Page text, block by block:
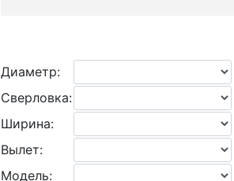
Диаметр:
Сверловка:
Ширина:
Вылет:
Модель: